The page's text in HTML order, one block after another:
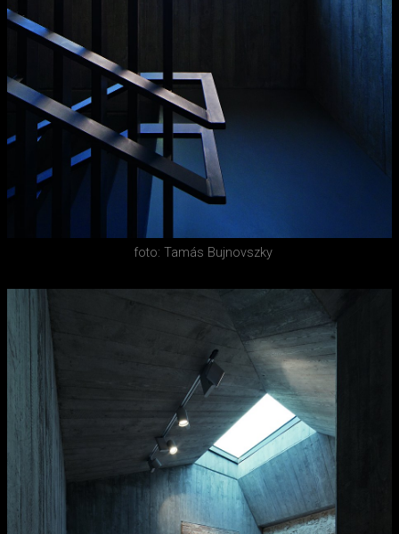
foto: Tamás Bujnovszky